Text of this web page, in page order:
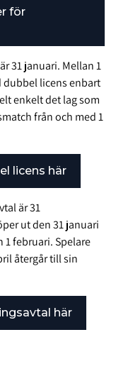
för
31 januari. Mellan 1
dubbel licens enbart
enkelt det lag som
från och med 1
licens här
är 31
ut den 31 januari
februari. Spelare
återgår till sin
här